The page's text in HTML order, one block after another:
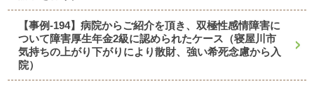
【事例-194】病院からご紹介を頂き、双極性感情障害に
ついて障害厚生年金2級に認められたケース（寝屋川市
気持ちの上がり下がりにより散財、強い希死念慮から入
院）